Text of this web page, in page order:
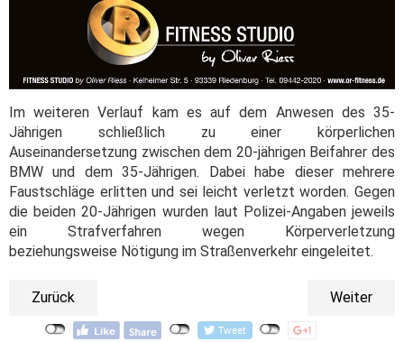
Im weiteren Verlauf kam es auf dem Anwesen des 35-
Jährigen schließlich zu einer körperlichen
Auseinandersetzung zwischen dem 20-jährigen Beifahrer des
BMW und dem 35-Jährigen. Dabei habe dieser mehrere
Faustschläge erlitten und sei leicht verletzt worden. Gegen
die beiden 20-Jährigen wurden laut Polizei-Angaben jeweils
ein Strafverfahren wegen Körperverletzung
beziehungsweise Nötigung im Straßenverkehr eingeleitet.
Zurück Weiter